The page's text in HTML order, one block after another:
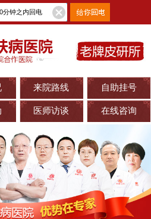
来院路线 自助挂号
医师访谈 在线咨询